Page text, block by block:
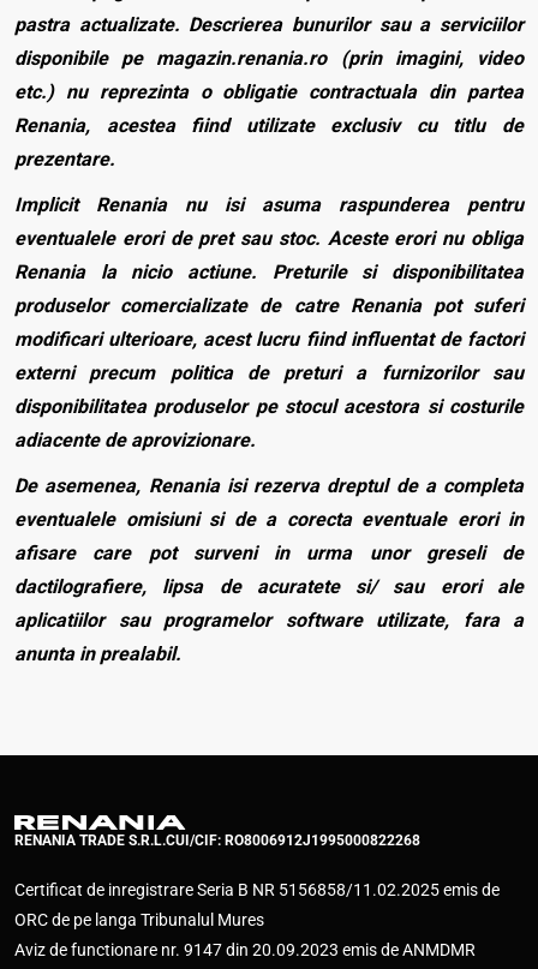
pastra actualizate. Descrierea bunurilor sau a serviciilor
disponibile pe magazin.renania.ro (prin imagini, video
etc.) nu reprezinta o obligatie contractuala din partea
Renania, acestea fiind utilizate exclusiv cu titlu de
prezentare.
Implicit Renania nu isi asuma raspunderea pentru
eventualele erori de pret sau stoc. Aceste erori nu obliga
Renania la nicio actiune. Preturile si disponibilitatea
produselor comercializate de catre Renania pot suferi
modificari ulterioare, acest lucru fiind influentat de factori
externi precum politica de preturi a furnizorilor sau
disponibilitatea produselor pe stocul acestora si costurile
adiacente de aprovizionare.
De asemenea, Renania isi rezerva dreptul de a completa
eventualele omisiuni si de a corecta eventuale erori in
afisare care pot surveni in urma unor greseli de
dactilografiere, lipsa de acuratete si/ sau erori ale
aplicatiilor sau programelor software utilizate, fara a
anunta in prealabil.
RENANIA TRADE S.R.L.CUI/CIF: RO8006912J1995000822268
Certificat de inregistrare Seria B NR 5156858/11.02.2025 emis de
ORC de pe langa Tribunalul Mures
Aviz de functionare nr. 9147 din 20.09.2023 emis de ANMDMR